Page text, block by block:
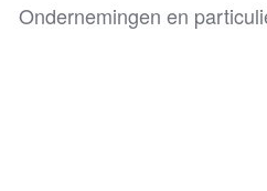
Ondernemingen en